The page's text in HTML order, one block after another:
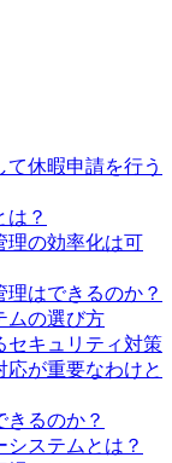
休暇申請を行う
は？
理の効率化は可
はできるのか？
ムの選び方
セキュリティ対策
応が重要なわけと
きるのか？
ステムとは？